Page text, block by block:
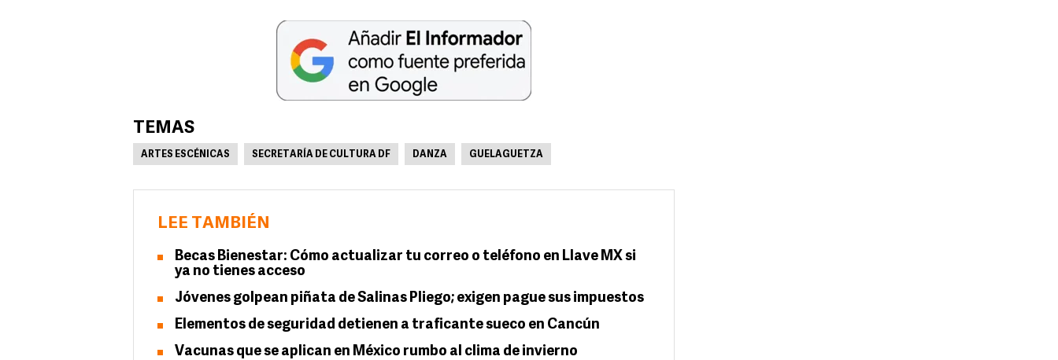
TEMAS
ARTES ESCÉNICAS SECRETARÍA DE CULTURA DF DANZA GUELAGUETZA
LEE TAMBIÉN
Becas Bienestar: Cómo actualizar tu correo o teléfono en Llave MX si
ya no tienes acceso
Jóvenes golpean piñata de Salinas Pliego; exigen pague sus impuestos
Elementos de seguridad detienen a traficante sueco en Cancún
Vacunas que se aplican en México rumbo al clima de invierno